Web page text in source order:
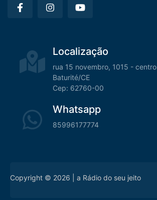
Localização
rua 15 novembro, 1015 - centro
Baturité/CE
Cep: 62760-00
Whatsapp
85996177774
Copyright © 2026 | a Rádio do seu jeito